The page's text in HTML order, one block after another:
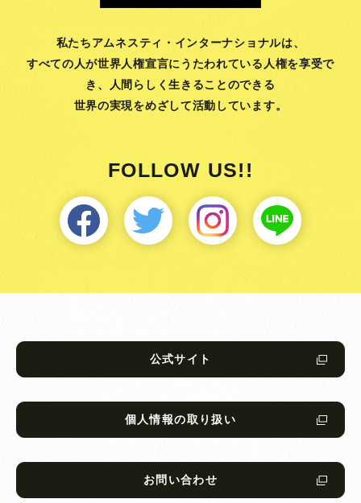
私たちアムネスティ・インターナショナルは、
すべての人が世界人権宣言にうたわれている人権を享受で
き、
人間らしく生きることのできる
世界の実現をめざして活動しています。
FOLLOW US!!
公式サイト
個人情報の取り扱い
お問い合わせ